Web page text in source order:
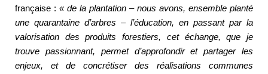
française : « de la plantation – nous avons, ensemble planté
une quarantaine d’arbres – l’éducation, en passant par la
valorisation des produits forestiers, cet échange, que je
trouve passionnant, permet d’approfondir et partager les
enjeux, et de concrétiser des réalisations communes